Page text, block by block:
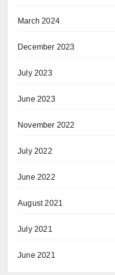
March 2024
December 2023
July 2023
June 2023
November 2022
July 2022
June 2022
August 2021
July 2021
June 2021